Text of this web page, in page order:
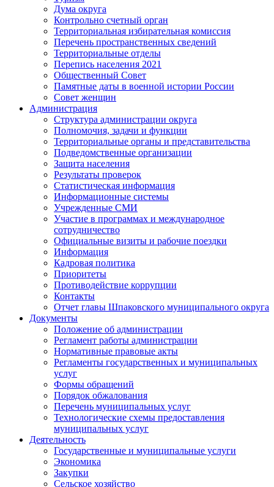
Дума округа
Контрольно счетный орган
Территориальная избирательная комиссия
Перечень пространственных сведений
Территориальные отделы
Перепись населения 2021
Общественный Совет
Памятные даты в военной истории России
Совет женщин
Администрация
Структура администрации округа
Полномочия, задачи и функции
Территориальные органы и представительства
Подведомственные организации
Защита населения
Результаты проверок
Статистическая информация
Информационные системы
Учрежденные СМИ
Участие в программах и международное
сотрудничество
Официальные визиты и рабочие поездки
Информация
Кадровая политика
Приоритеты
Противодействие коррупции
Контакты
Отчет главы Шпаковского муниципального округа
Документы
Положение об администрации
Регламент работы администрации
Нормативные правовые акты
Регламенты государственных и муниципальных
услуг
Формы обращений
Порядок обжалования
Перечень муниципальных услуг
Технологические схемы предоставления
муниципальных услуг
Деятельность
Государственные и муниципальные услуги
Экономика
Закупки
Сельское хозяйство